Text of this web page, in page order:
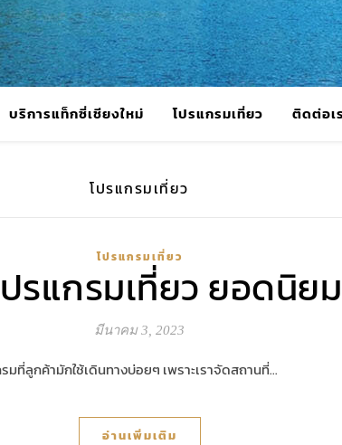
บริการแท็กซี่เชียงใหม่ โปรแกรมเที่ยว ติดต่อเ
โปรแกรมเที่ยว
โปรแกรมเที่ยว
รแกรมเที่ยว ยอดนิยม
มีนาคม 3, 2023
รมที่ลูกค้ามักใช้เดินทางบ่อยๆ เพราะเราจัดสถานที่…
อ่านเพิ่มเติม